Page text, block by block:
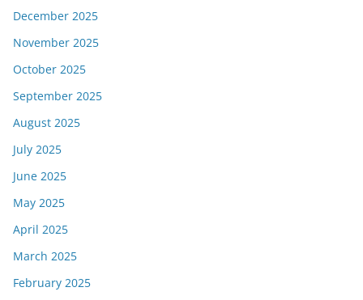
December 2025
November 2025
October 2025
September 2025
August 2025
July 2025
June 2025
May 2025
April 2025
March 2025
February 2025